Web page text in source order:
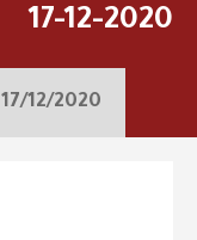
17-12-2020
17/12/2020